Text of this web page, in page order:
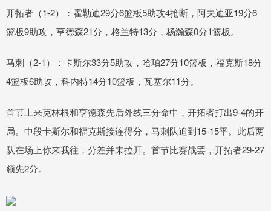
开拓者（1-2）：霍勒迪29分6篮板5助攻4抢断，阿夫迪亚19分6
篮板9助攻，亨德森21分，格兰特13分，杨瀚森0分1篮板。
马刺（2-1）：卡斯尔33分5助攻，哈珀27分10篮板，福克斯18分
4篮板6助攻，科内特14分10篮板，瓦塞尔11分。
首节上来克林根和亨德森先后外线三分命中，开拓者打出9-4的开
局。中段卡斯尔和福克斯接连得分，马刺队追到15-15平。此后两
队在场上你来我往，分差并未拉开。首节比赛战罢，开拓者29-27
领先2分。